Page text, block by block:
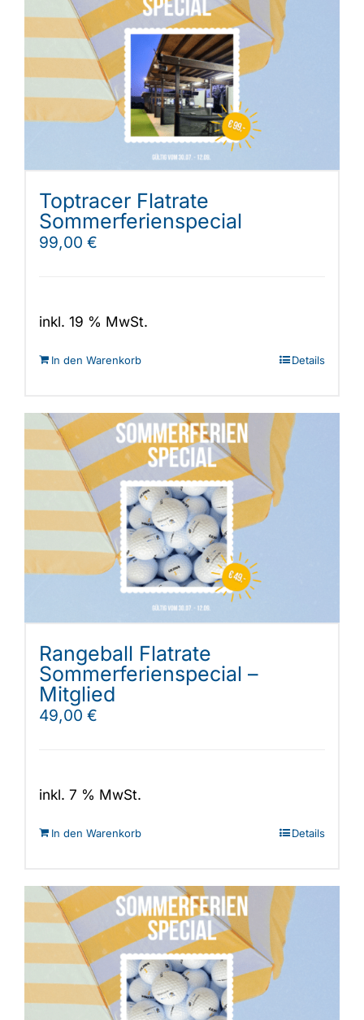
Toptracer Flatrate
Sommerferienspecial
99,00 €
inkl. 19 % MwSt.
In den Warenkorb Details
Rangeball Flatrate
Sommerferienspecial –
Mitglied
49,00 €
inkl. 7 % MwSt.
In den Warenkorb Details